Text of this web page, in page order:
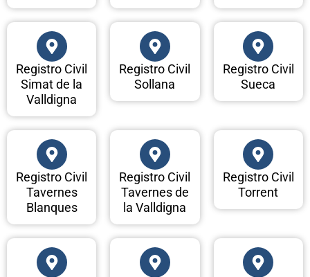
Registro Civil
Simat de la
Valldigna
Registro Civil
Sollana
Registro Civil
Sueca
Registro Civil
Tavernes
Blanques
Registro Civil
Tavernes de
la Valldigna
Registro Civil
Torrent